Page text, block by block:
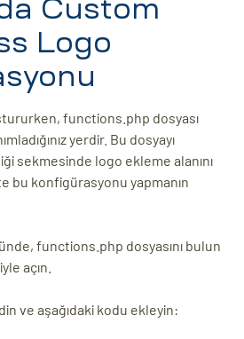
Custom
Logo
functions.php dosyası
yerdir. Bu dosyayı
sekmesinde logo ekleme alanını
bu konfigürasyonu yapmanın
functions.php dosyasını bulun
açın.
ve aşağıdaki kodu ekleyin: